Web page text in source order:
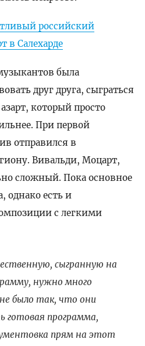
российский
в Салехарде
была
друг друга, сыграться
который просто
При первой
отправился в
Вивальди, Моцарт,
сложный. Пока основное
однако есть и
с легкими
сыгранную на
нужно много
было так, что они
готовая программа,
прям на этот